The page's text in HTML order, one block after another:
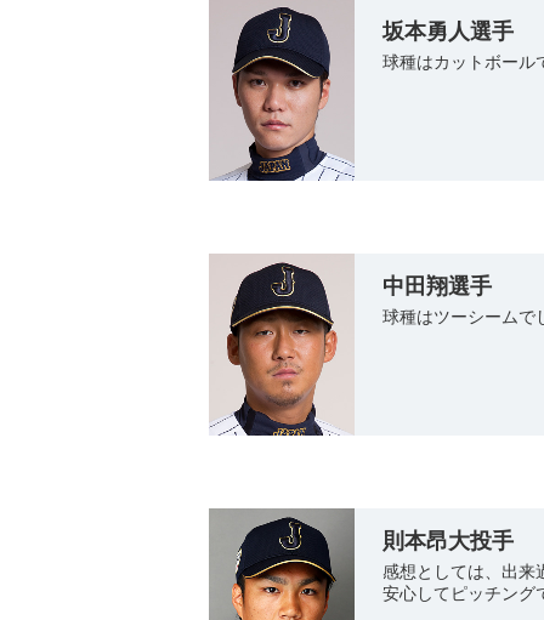
坂本勇人選手
球種はカットボール
中田翔選手
球種はツーシームで
則本昂大投手
感想としては、出来
安心してピッチング